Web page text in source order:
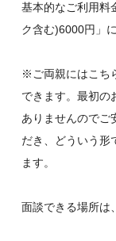
基本的なご利用料
ク含む)6000円」
※ご両親にはこち
できます。最初の
ありませんのでご
だき、どういう形
ます。
面談できる場所は、